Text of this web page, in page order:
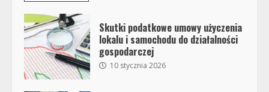
Skutki podatkowe umowy użyczenia
lokalu i samochodu do działalności
gospodarczej
10 stycznia 2026